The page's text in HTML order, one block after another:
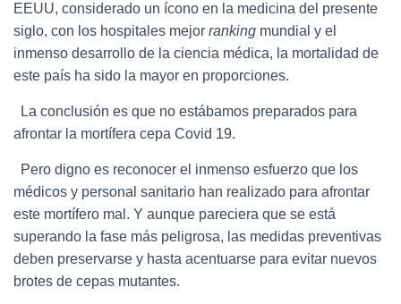
EEUU, considerado un ícono en la medicina del presente
siglo, con los hospitales mejor ranking mundial y el
inmenso desarrollo de la ciencia médica, la mortalidad de
este país ha sido la mayor en proporciones.
La conclusión es que no estábamos preparados para
afrontar la mortífera cepa Covid 19.
Pero digno es reconocer el inmenso esfuerzo que los
médicos y personal sanitario han realizado para afrontar
este mortífero mal. Y aunque pareciera que se está
superando la fase más peligrosa, las medidas preventivas
deben preservarse y hasta acentuarse para evitar nuevos
brotes de cepas mutantes.